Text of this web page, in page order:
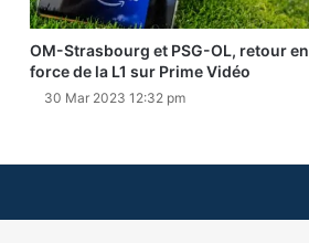
OM-Strasbourg et PSG-OL, retour en
force de la L1 sur Prime Vidéo
30 Mar 2023 12:32 pm